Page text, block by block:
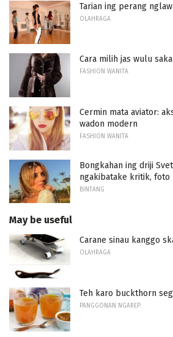
Tarian ing perang
OLAHRAGA
Cara milih jas wulu
FASHION WANITA
Cermin mata aviator:
wadon modern
FASHION WANITA
Bongkahan ing driji
ngakibatake kritik, foto
BINTANG
May be useful
Carane sinau kanggo
OLAHRAGA
Teh karo buckthorn
PANGGONAN NGAREP